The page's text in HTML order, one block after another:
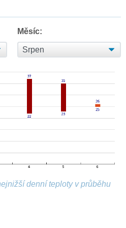
Měsíc:
denní teploty v průběhu